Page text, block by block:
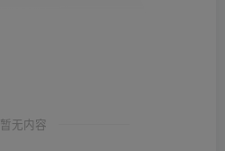
暂无内容